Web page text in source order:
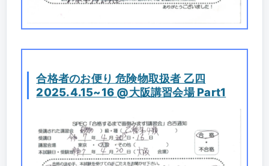
合格者のお便り 危険物取扱者 乙四
2025.4.15~16 @大阪講習会場 Part1